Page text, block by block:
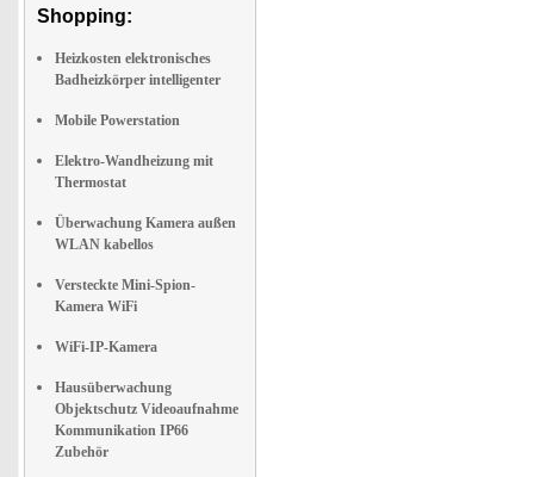
Shopping:
Heizkosten elektronisches
Badheizkörper intelligenter
Mobile Powerstation
Elektro-Wandheizung mit
Thermostat
Überwachung Kamera außen
WLAN kabellos
Versteckte Mini-Spion-
Kamera WiFi
WiFi-IP-Kamera
Hausüberwachung
Objektschutz Videoaufnahme
Kommunikation IP66
Zubehör